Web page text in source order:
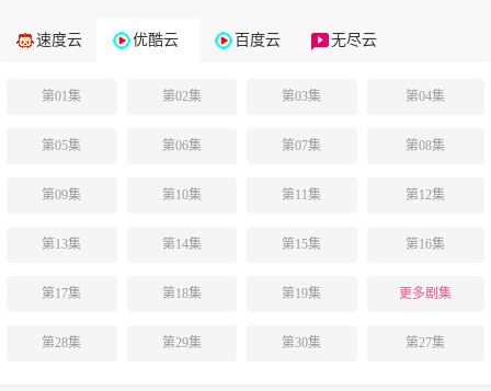
速度云 优酷云 百度云 无尽云
第01集 第02集 第03集 第04集
第05集 第06集 第07集 第08集
第09集 第10集 第11集 第12集
第13集 第14集 第15集 第16集
第17集 第18集 第19集 更多剧集
第27集
第28集 第29集 第30集